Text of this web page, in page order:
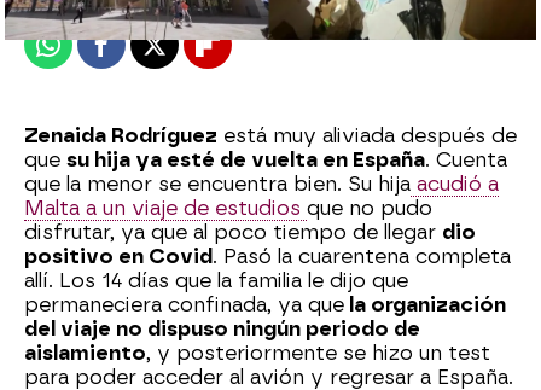
WhatsappFacebook
X Flipboard
Zenaida Rodríguez está muy aliviada después de
que su hija ya esté de vuelta en España. Cuenta
que la menor se encuentra bien. Su hija acudió a
Malta a un viaje de estudios que no pudo
disfrutar, ya que al poco tiempo de llegar dio
positivo en Covid . Pasó la cuarentena completa
allí. Los 14 días que la familia le dijo que
permaneciera confinada, ya que la organización
del viaje no dispuso ningún periodo de
aislamiento, y posteriormente se hizo un test
para poder acceder al avión y regresar a España.